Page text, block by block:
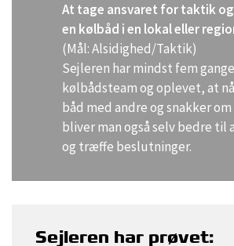
At tage ansvaret for taktik
en kølbåd i en lokal eller
(Mål: Alsidighed/Taktik)
Sejleren har mindst fem
kølbådsteam og oplevet, at
båd med andre og snakker
bliver man også selv bedre til
og træffe beslutninger.
Sejleren har prøvet: